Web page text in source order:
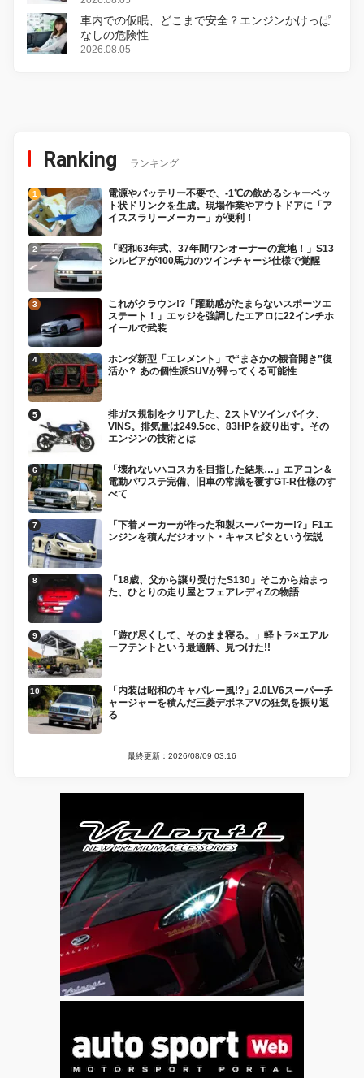
車内での仮眠、どこまで安全？エンジンかけっぱ
なしの危険性
2026.08.05
Ranking ランキング
電源やバッテリー不要で、-1℃の飲めるシャーベッ
ト状ドリンクを生成。現場作業やアウトドアに「ア
イススラリーメーカー」が便利！
「昭和63年式、37年間ワンオーナーの意地！」S13
シルビアが400馬力のツインチャージ仕様で覚醒
これがクラウン!?「躍動感がたまらないスポーツエ
ステート！」エッジを強調したエアロに22インチホ
イールで武装
ホンダ新型「エレメント」で“まさかの観音開き”復
活か？ あの個性派SUVが帰ってくる可能性
排ガス規制をクリアした、2ストVツインバイク、
VINS。排気量は249.5cc、83HPを絞り出す。その
エンジンの技術とは
「壊れないハコスカを目指した結果…」エアコン＆
電動パワステ完備、旧車の常識を覆すGT-R仕様のす
べて
「下着メーカーが作った和製スーパーカー!?」F1エ
ンジンを積んだジオット・キャスピタという伝説
「18歳、父から譲り受けたS130」そこから始まっ
た、ひとりの走り屋とフェアレディZの物語
「遊び尽くして、そのまま寝る。」軽トラ×エアル
ーフテントという最適解、見つけた!!
「内装は昭和のキャバレー風!?」2.0LV6スーパーチ
ャージャーを積んだ三菱デボネアVの狂気を振り返
る
最終更新：2026/08/09 03:16